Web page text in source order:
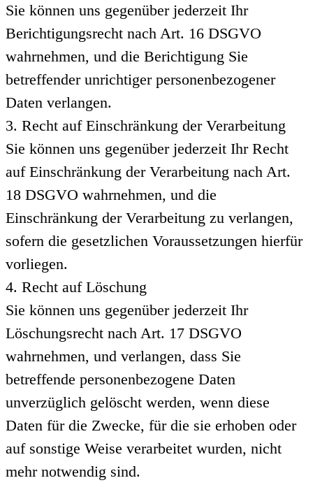
Sie können uns gegenüber jederzeit Ihr
Berichtigungsrecht nach Art. 16 DSGVO
wahrnehmen, und die Berichtigung Sie
betreffender unrichtiger personenbezogener
Daten verlangen.
3. Recht auf Einschränkung der Verarbeitung
Sie können uns gegenüber jederzeit Ihr Recht
auf Einschränkung der Verarbeitung nach Art.
18 DSGVO wahrnehmen, und die
Einschränkung der Verarbeitung zu verlangen,
sofern die gesetzlichen Voraussetzungen hierfür
vorliegen.
4. Recht auf Löschung
Sie können uns gegenüber jederzeit Ihr
Löschungsrecht nach Art. 17 DSGVO
wahrnehmen, und verlangen, dass Sie
betreffende personenbezogene Daten
unverzüglich gelöscht werden, wenn diese
Daten für die Zwecke, für die sie erhoben oder
auf sonstige Weise verarbeitet wurden, nicht
mehr notwendig sind.